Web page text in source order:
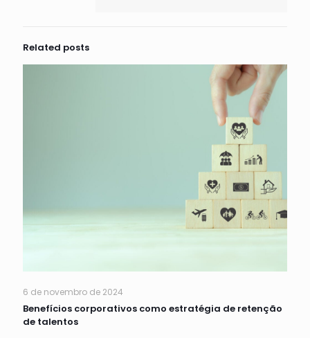
Related posts
6 de novembro de 2024
Benefícios corporativos como estratégia de retenção
de talentos